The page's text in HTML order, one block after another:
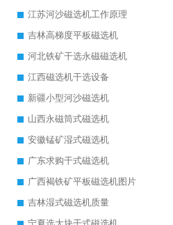
江苏河沙磁选机工作原理
吉林高梯度平板磁选机
河北铁矿干选永磁磁选机
江西磁选机干选设备
新疆小型河沙磁选机
山西永磁筒式磁选机
安徽锰矿湿式磁选机
广东求购干式磁选机
广西褐铁矿平板磁选机图片
吉林湿式磁选机质量